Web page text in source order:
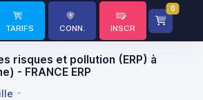
TARIFS CONN. INSCR
0
risques et pollution (ERP) à
- FRANCE ERP